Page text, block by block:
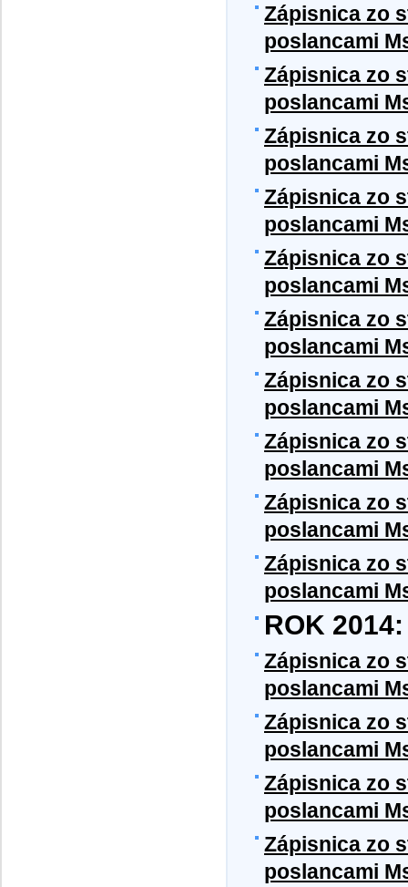
Zápisnica zo
poslancami
Zápisnica zo
poslancami
Zápisnica zo
poslancami
Zápisnica zo
poslancami
Zápisnica zo
poslancami
Zápisnica zo
poslancami
Zápisnica zo
poslancami
Zápisnica zo
poslancami
Zápisnica zo
poslancami
Zápisnica zo
poslancami
ROK 2014:
Zápisnica zo
poslancami
Zápisnica zo
poslancami
Zápisnica zo
poslancami
Zápisnica zo
poslancami